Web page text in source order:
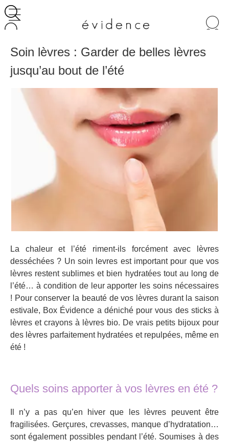
Soin lèvres : Garder de belles lèvres
jusqu’au bout de l’été
La chaleur et l’été riment-ils forcément avec lèvres
desséchées ? Un soin levres est important pour que vos
lèvres restent sublimes et bien hydratées tout au long de
l’été… à condition de leur apporter les soins nécessaires
! Pour conserver la beauté de vos lèvres durant la saison
estivale, Box Évidence a déniché pour vous des sticks à
lèvres et crayons à lèvres bio. De vrais petits bijoux pour
des lèvres parfaitement hydratées et repulpées, même en
été !
Quels soins apporter à vos lèvres en été ?
Il n’y a pas qu’en hiver que les lèvres peuvent être
fragilisées. Gerçures, crevasses, manque d’hydratation…
sont également possibles pendant l’été. Soumises à des